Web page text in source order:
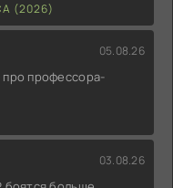
(2026)
05.08.26
профессора-
03.08.26